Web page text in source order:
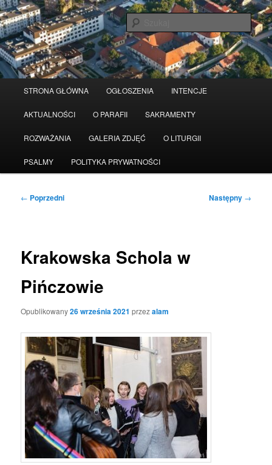
Przeskocz
do
tekstu
STRONA GŁÓWNA OGŁOSZENIA INTENCJE
AKTUALNOŚCI O PARAFII SAKRAMENTY
ROZWAŻANIA GALERIA ZDJĘĆ O LITURGII
PSALMY POLITYKA PRYWATNOŚCI
Nawigacja
← Poprzedni Następny →
Krakowska Schola w
Pińczowie
Opublikowany26 września 2021 przezalam
Serwis wykorzystuje pliki Cookies Czytaj więcej odrzuć